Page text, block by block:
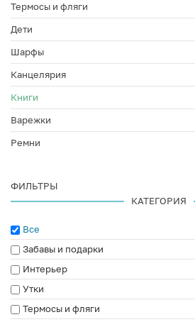
Термосы и фляги
Дети
Шарфы
Канцелярия
Книги
Варежки
Ремни
ФИЛЬТРЫ
КАТЕГОРИЯ
Все
Забавы и подарки
Интерьер
Утки
Термосы и фляги